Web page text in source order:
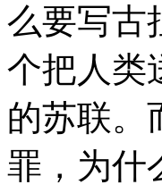
么要写古
个把人类
的苏联。
罪，为什